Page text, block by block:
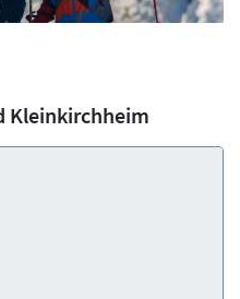
Kleinkirchheim